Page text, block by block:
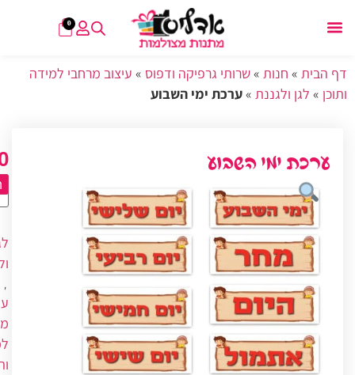
0
דף הבית » חנות »שרותי גרפיקה ודפוס » עיצוב מרחבי למידה
ותוכן » לגן ולגננת »ערכת ימי השבוע
,
ערכת ימי השבוע